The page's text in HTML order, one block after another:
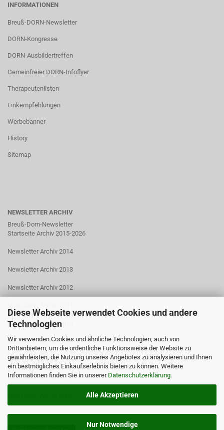
Diese Webseite verwendet Cookies und andere
Technologien
Wir verwenden Cookies und ähnliche Technologien, auch von
Drittanbietern, um die ordentliche Funktionsweise der Website zu
gewährleisten, die Nutzung unseres Angebotes zu analysieren und Ihnen
ein bestmögliches Einkaufserlebnis bieten zu können. Weitere
Informationen finden Sie in unserer Datenschutzerklärung.
Alle Akzeptieren
Nur Notwendige
INFORMATIONEN
Breuß-DORN-Newsletter
DORN-Kongresse
DORN-Ausbildertreffen
Gemeinfreier DORN-Infoflyer
Therapeutenlisten
Linkempfehlungen
Werbebanner
History
Sitemap
NEWSLETTER ARCHIV
Breuß-Dorn-Newsletter
Startseite Archiv 2015-2026
Newsletter Archiv 2014
Newsletter Archiv 2013
Newsletter Archiv 2012
Newsletter Archiv 2010
Newsletter Archiv 2009
Newsletter Archiv 2008
Newsletter Archiv 2007